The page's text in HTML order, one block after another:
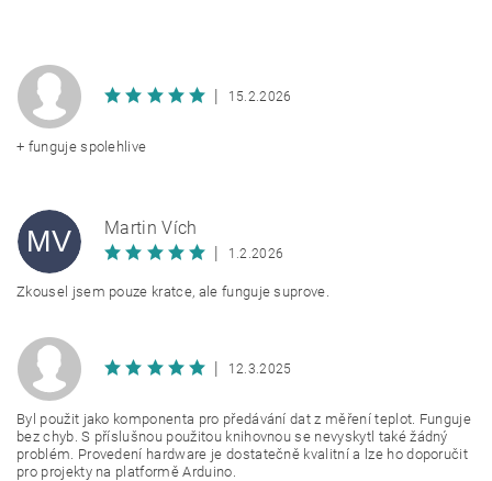
| 15.2.2026
+ funguje spolehlive
MV
Martin Vích
|
1.2.2026
Zkousel jsem pouze kratce, ale funguje suprove.
| 12.3.2025
Byl použit jako komponenta pro předávání dat z měření teplot. Funguje
bez chyb. S příslušnou použitou knihovnou se nevyskytl také žádný
problém. Provedení hardware je dostatečně kvalitní a lze ho doporučit
pro projekty na platformě Arduino.